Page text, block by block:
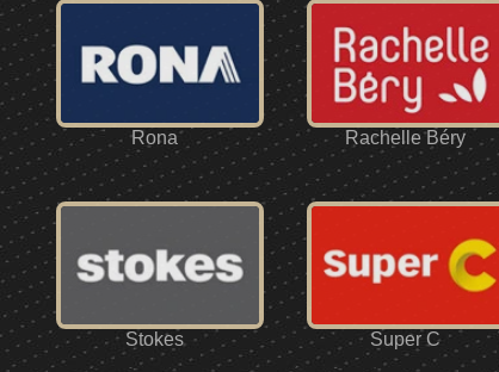
Rona Rachelle Béry
Stokes Super C